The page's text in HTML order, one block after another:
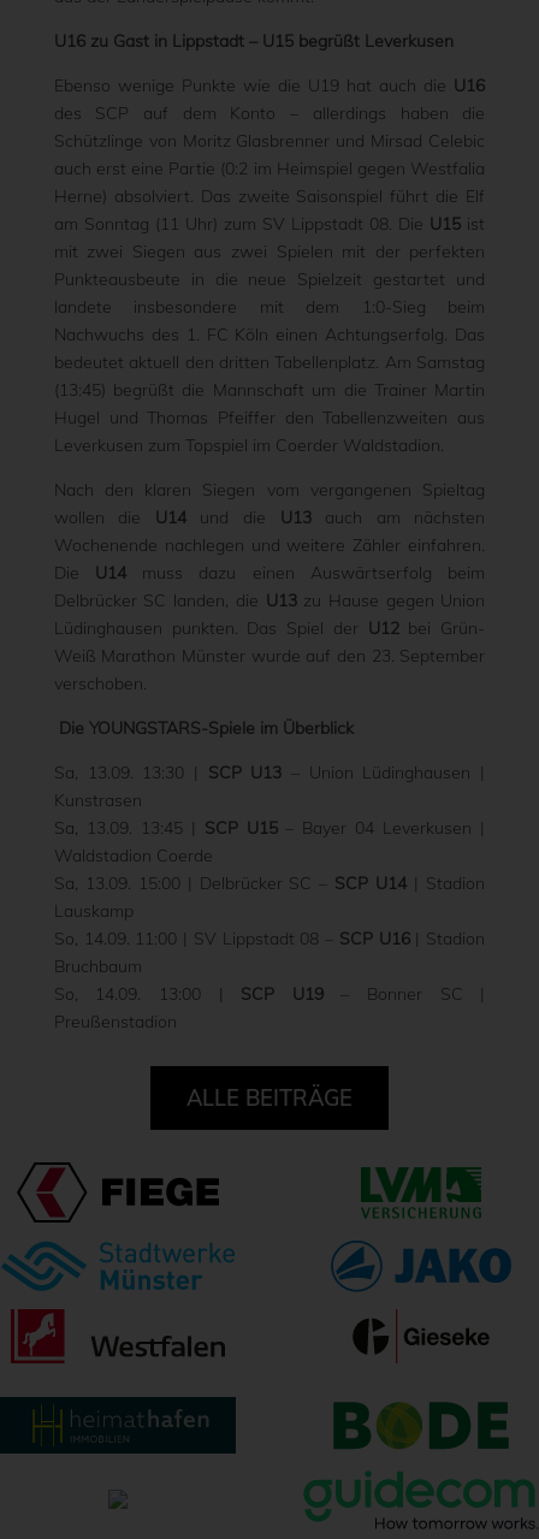
U16 zu Gast in Lippstadt – U15 begrüßt Leverkusen
Ebenso wenige Punkte wie die U19 hat auch die U16
des SCP auf dem Konto – allerdings haben die
Schützlinge von Moritz Glasbrenner und Mirsad Celebic
auch erst eine Partie (0:2 im Heimspiel gegen Westfalia
Herne) absolviert. Das zweite Saisonspiel führt die Elf
am Sonntag (11 Uhr) zum SV Lippstadt 08. Die U15 ist
mit zwei Siegen aus zwei Spielen mit der perfekten
Punkteausbeute in die neue Spielzeit gestartet und
landete insbesondere mit dem 1:0-Sieg beim
Nachwuchs des 1. FC Köln einen Achtungserfolg. Das
bedeutet aktuell den dritten Tabellenplatz. Am Samstag
(13:45) begrüßt die Mannschaft um die Trainer Martin
Hugel und Thomas Pfeiffer den Tabellenzweiten aus
Leverkusen zum Topspiel im Coerder Waldstadion.
Nach den klaren Siegen vom vergangenen Spieltag
wollen die U14und die U13auch am nächsten
Wochenende nachlegen und weitere Zähler einfahren.
Die U14 muss dazu einen Auswärtserfolg beim
Delbrücker SC landen, die U13zu Hause gegen Union
Lüdinghausen punkten. Das Spiel der U12bei Grün-
Weiß Marathon Münster wurde auf den 23. September
verschoben.
Die YOUNGSTARS-Spiele im Überblick
Sa, 13.09. 13:30 | SCP U13 – Union Lüdinghausen |
Kunstrasen
Sa, 13.09. 13:45 | SCP U15– Bayer 04 Leverkusen |
Waldstadion Coerde
Sa, 13.09. 15:00 | Delbrücker SC – SCP U14 | Stadion
Lauskamp
So, 14.09. 11:00 | SV Lippstadt 08 – SCP U16| Stadion
Bruchbaum
So, 14.09. 13:00 | SCP U19– Bonner SC |
Preußenstadion
ALLE BEITRÄGE